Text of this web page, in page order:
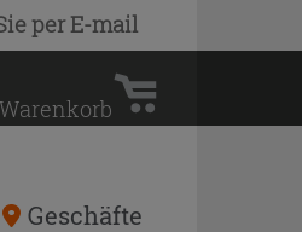
per E-mail
Warenkorb
Warenkorb
Geschäfte